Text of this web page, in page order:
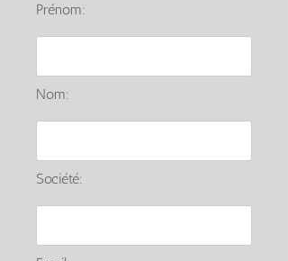
Prénom:
Nom:
Société: